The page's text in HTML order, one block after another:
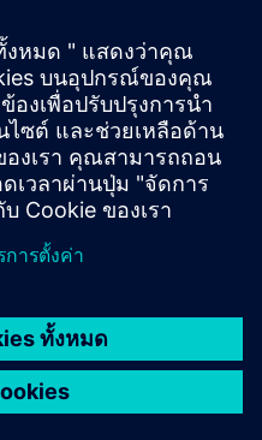
Training
จิทัลและอุตสาหกรรม 4.0